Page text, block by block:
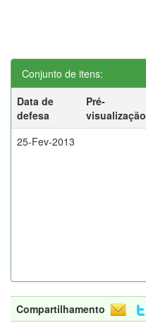
Conjunto de itens:
Data de
defesa
Pré-
visualização
25-Fev-2013
Compartilhamento